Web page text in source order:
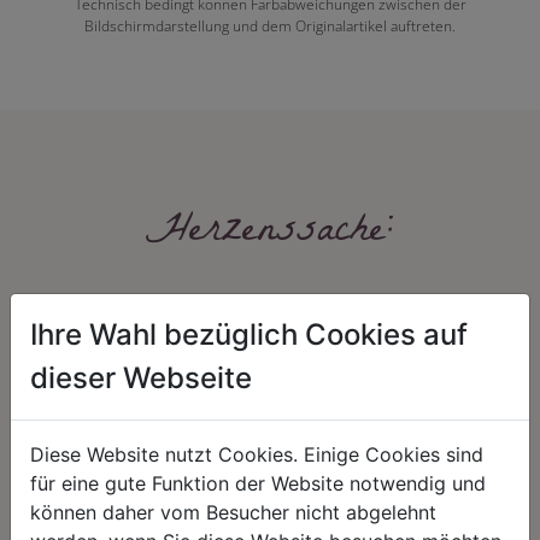
Technisch bedingt können Farbabweichungen zwischen der
Bildschirmdarstellung und dem Originalartikel auftreten.
Herzenssache:
HARMONIE
Unser Sortiment steht für ein
positives Lebensgefühl. Wir
FAIRNESS
Nicht immer ist der günstigste Preis
auch ein guter Preis. Wir handeln
Ihre Wahl bezüglich Cookies auf
dieser Webseite
Diese Website nutzt Cookies. Einige Cookies sind
für eine gute Funktion der Website notwendig und
können daher vom Besucher nicht abgelehnt